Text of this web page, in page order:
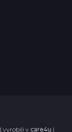
vyrobili v care4u |